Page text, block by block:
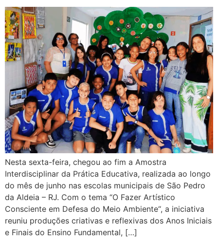
Nesta sexta-feira, chegou ao fim a Amostra
Interdisciplinar da Prática Educativa, realizada ao longo
do mês de junho nas escolas municipais de São Pedro
da Aldeia – RJ. Com o tema “O Fazer Artístico
Consciente em Defesa do Meio Ambiente“, a iniciativa
reuniu produções criativas e reflexivas dos Anos Iniciais
e Finais do Ensino Fundamental, […]